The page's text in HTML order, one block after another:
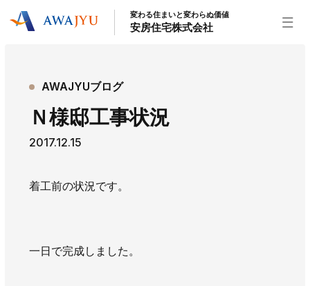
リフォーム事業 外装事業
不動産事業
スタッフ紹介
変わる住まいと変わらぬ価値
安房住宅株式会社
AWAJYUブログ
Ｎ様邸工事状況
2017.12.15
着工前の状況です。
一日で完成しました。